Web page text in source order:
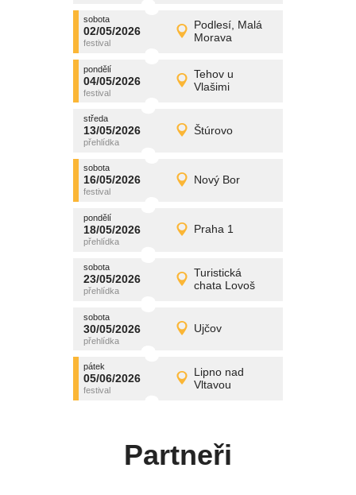
sobota
02/05/2026
Podlesí, Malá
Morava
sobota
02/05/2026 Detail
promítání
pondělí
04/05/2026
Tehov u
Vlašimi
pondělí
04/05/2026 Detail
promítání
středa
13/05/2026 Štúrovo
středa
13/05/2026 Detail
promítání
sobota
16/05/2026 Nový Bor
sobota
16/05/2026 Detail
promítání
pondělí
18/05/2026 Praha 1
pondělí
18/05/2026 Detail
promítání
sobota
23/05/2026
Turistická
chata Lovoš
sobota
23/05/2026 Detail
promítání
sobota
30/05/2026 Ujčov
sobota
30/05/2026 Detail
promítání
pátek
05/06/2026
Lipno nad
Vltavou
pátek
05/06/2026 Detail
promítání
Partneři